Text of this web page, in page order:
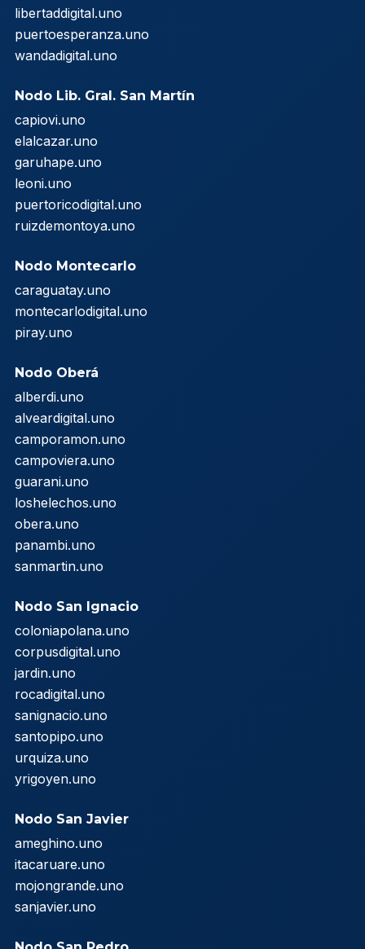
libertaddigital.uno
puertoesperanza.uno
wandadigital.uno
Nodo Lib. Gral. San Martín
capiovi.uno
elalcazar.uno
garuhape.uno
leoni.uno
puertoricodigital.uno
ruizdemontoya.uno
Nodo Montecarlo
caraguatay.uno
montecarlodigital.uno
piray.uno
Nodo Oberá
alberdi.uno
alveardigital.uno
camporamon.uno
campoviera.uno
guarani.uno
loshelechos.uno
obera.uno
panambi.uno
sanmartin.uno
Nodo San Ignacio
coloniapolana.uno
corpusdigital.uno
jardin.uno
rocadigital.uno
sanignacio.uno
santopipo.uno
urquiza.uno
yrigoyen.uno
Nodo San Javier
ameghino.uno
itacaruare.uno
mojongrande.uno
sanjavier.uno